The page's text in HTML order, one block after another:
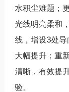
水积尘难题；
光线明亮柔和
线，增设3处
大幅提升；重
清晰，有效提
验。